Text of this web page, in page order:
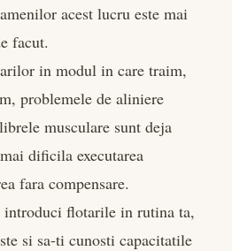
acest lucru este mai
facut.
in modul in care traim,
problemele de aliniere
musculare sunt deja
dificila executarea
fara compensare.
introduci flotarile in rutina ta,
si sa-ti cunosti capacitatile